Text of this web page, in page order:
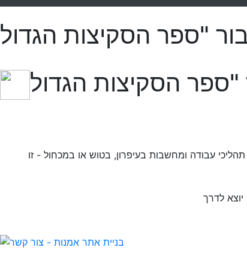
עבודה ומחשבות בעיפרון, בטוש או במכחול - זו